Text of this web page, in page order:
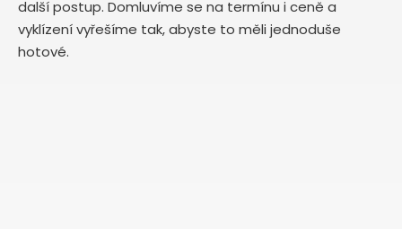
další postup. Domluvíme se na termínu i ceně a
vyklízení vyřešíme tak, abyste to měli jednoduše
hotové.